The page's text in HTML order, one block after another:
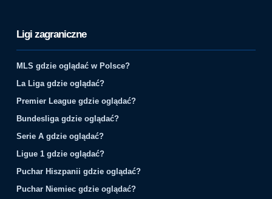
Ligi zagraniczne
MLS gdzie oglądać w Polsce?
La Liga gdzie oglądać?
Premier League gdzie oglądać?
Bundesliga gdzie oglądać?
Serie A gdzie oglądać?
Ligue 1 gdzie oglądać?
Puchar Hiszpanii gdzie oglądać?
Puchar Niemiec gdzie oglądać?